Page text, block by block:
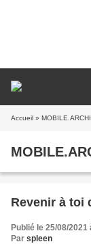
Accueil »
Revenir à toi
Publié le 25/08/2021
Par spleen